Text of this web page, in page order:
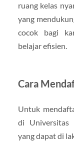
ruang kelas
yang
cocok bagi
belajar efisien.
Cara
Untuk
di Universitas
yang dapat di